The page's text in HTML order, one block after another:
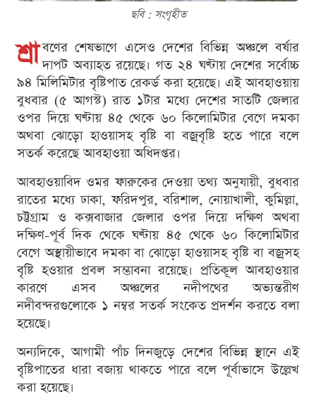
ছবি : সংগৃহীত
শ্রা বণের শেষভাগে এসেও দেশের বিভিন্ন অঞ্চলে বর্ষার
দাপট অব্যাহত রয়েছে। গত ২৪ ঘণ্টায় দেশের সর্বোচ্চ
৯৪ মিলিমিটার বৃষ্টিপাত রেকর্ড করা হয়েছে। এই আবহাওয়ায়
বুধবার (৫ আগস্ট) রাত ১টার মধ্যে দেশের সাতটি জেলার
ওপর দিয়ে ঘণ্টায় ৪৫ থেকে ৬০ কিলোমিটার বেগে দমকা
অথবা ঝোড়ো হাওয়াসহ বৃষ্টি বা বজ্রবৃষ্টি হতে পারে বলে
সতর্ক করেছে আবহাওয়া অধিদপ্তর।
আবহাওয়াবিদ ওমর ফারুকের দেওয়া তথ্য অনুযায়ী, বুধবার
রাতের মধ্যে ঢাকা, ফরিদপুর, বরিশাল, নোয়াখালী, কুমিল্লা,
চট্টগ্রাম ও কক্সবাজার জেলার ওপর দিয়ে দক্ষিণ অথবা
দক্ষিণ-পূর্ব দিক থেকে ঘণ্টায় ৪৫ থেকে ৬০ কিলোমিটার
বেগে অস্থায়ীভাবে দমকা বা ঝোড়ো হাওয়াসহ বৃষ্টি বা বজ্রসহ
বৃষ্টি হওয়ার প্রবল সম্ভাবনা রয়েছে। প্রতিকূল আবহাওয়ার
কারণে এসব অঞ্চলের নদীপথের অভ্যন্তরীণ
নদীবন্দরগুলোকে ১ নম্বর সতর্ক সংকেত প্রদর্শন করতে বলা
হয়েছে।
অন্যদিকে, আগামী পাঁচ দিনজুড়ে দেশের বিভিন্ন স্থানে এই
বৃষ্টিপাতের ধারা বজায় থাকতে পারে বলে পূর্বাভাসে উল্লেখ
করা হয়েছে।